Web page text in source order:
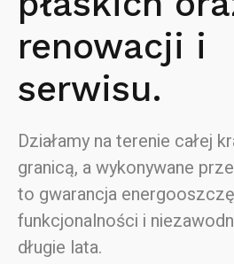
renowacji i
serwisu.
Działamy na terenie całej
granicą, a wykonywane
to gwarancja
funkcjonalności i
długie lata.